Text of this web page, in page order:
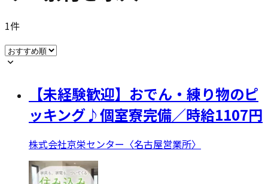
1件
【未経験歓迎】おでん・練り物のピ
ッキング♪個室寮完備／時給1107円
株式会社京栄センター〈名古屋営業所〉